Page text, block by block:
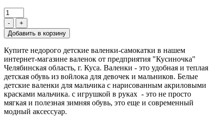
- +
Купите недорого детские валенки-самокатки в нашем
интернет-магазине валенок от предприятия "Кусиночка"
Челябинская область, г. Куса. Валенки - это удобная и теплая
детская обувь из войлока для девочек и мальников. Белые
детские валенки для мальчика с нарисованным акриловыми
красками мальчика. с игрушкой в руках - это не просто
мягкая и полезная зимняя обувь, это еще и современный
модный аксессуар.